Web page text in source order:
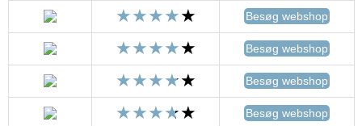
Besøg webshop
Besøg webshop
Besøg webshop
Besøg webshop